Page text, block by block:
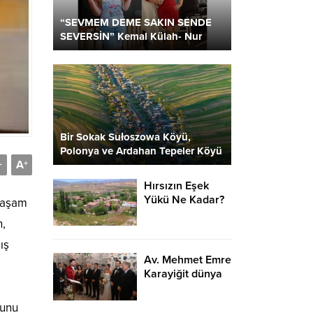
A+
-
“SEVMEM DEME SAKIN SENDE
SEVERSİN” Kemal Külah- Nur
Parlar
Bir Sokak Sułoszowa Köyü,
Polonya ve Ardahan Tepeler Köyü
2 Kare…
Hırsızın Eşek
Yükü Ne Kadar?
Av. Mehmet Emre
Karayiğit dünya